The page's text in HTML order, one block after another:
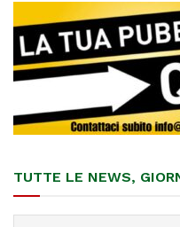
TUTTE LE NEWS,